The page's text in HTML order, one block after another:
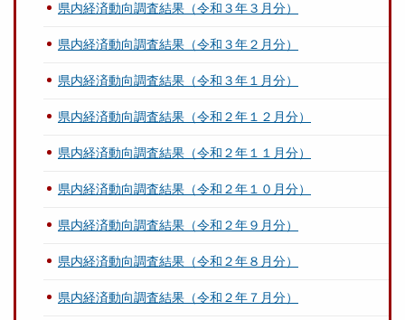
県内経済動向調査結果（令和３年３月分）
県内経済動向調査結果（令和３年２月分）
県内経済動向調査結果（令和３年１月分）
県内経済動向調査結果（令和２年１２月分）
県内経済動向調査結果（令和２年１１月分）
県内経済動向調査結果（令和２年１０月分）
県内経済動向調査結果（令和２年９月分）
県内経済動向調査結果（令和２年８月分）
県内経済動向調査結果（令和２年７月分）